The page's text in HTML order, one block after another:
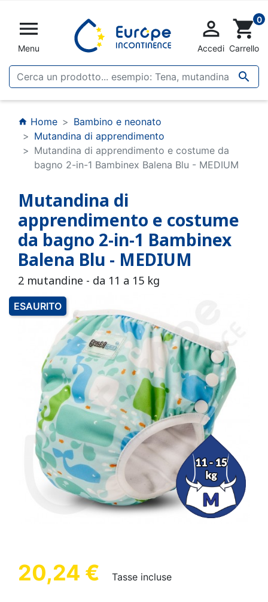

Menu


Accedi
shopping_cart0
Carrello
home Home
Bambino e neonato
Mutandina di apprendimento
Mutandina di apprendimento e costume da
bagno 2-in-1 Bambinex Balena Blu - MEDIUM
Mutandina di
apprendimento e costume
da bagno 2-in-1 Bambinex
Balena Blu - MEDIUM
2 mutandine - da 11 a 15 kg
ESAURITO
20,24 € Tasse incluse